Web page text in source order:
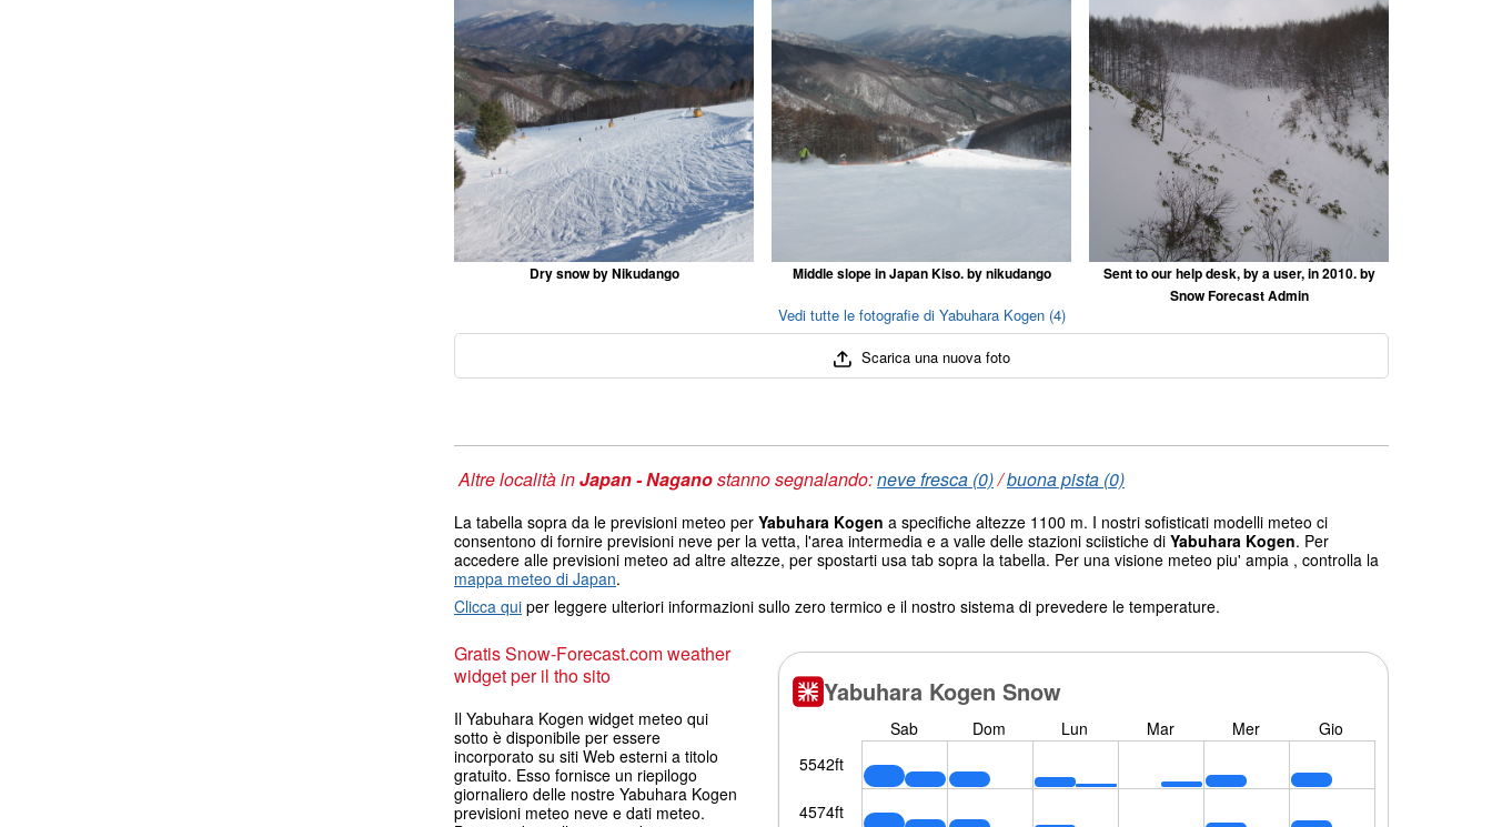
Dry snow by Nikudango Middle slope in Japan Kiso. by nikudango
Sent to our help desk, by a user, in 2010. by
Snow Forecast Admin
Vedi tutte le fotografie di Yabuhara Kogen (4)
Scarica una nuova foto
Altre località inJapan - Naganostanno segnalando:neve fresca (0)/buona pista (0)
La tabella sopra da le previsioni meteo per Yabuhara Kogen a specifiche altezze 1100 m. I nostri sofisticati modelli meteo ci
consentono di fornire previsioni neve per la vetta, l'area intermedia e a valle delle stazioni sciistiche di Yabuhara Kogen. Per
accedere alle previsioni meteo ad altre altezze, per spostarti usa tab sopra la tabella. Per una visione meteo piu' ampia , controlla la
mappa meteo di Japan.
Clicca qui per leggere ulteriori informazioni sullo zero termico e il nostro sistema di prevedere le temperature.
Gratis Snow-Forecast.com weather
widget per il tho sito
Il Yabuhara Kogen widget meteo qui
sotto è disponibile per essere
incorporato su siti Web esterni a titolo
gratuito. Esso fornisce un riepilogo
giornaliero delle nostre Yabuhara Kogen
previsioni meteo neve e dati meteo.